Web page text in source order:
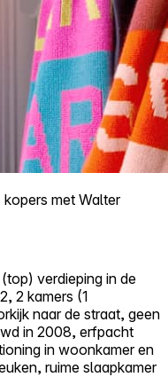
kopers met Walter
verdieping in de
2 kamers (1
naar de straat, geen
in 2008, erfpacht
in woonkamer en
ruime slaapkamer